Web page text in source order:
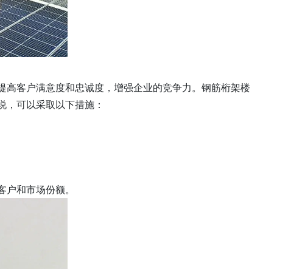
客户满意度和忠诚度，增强企业的竞争力。钢筋桁架楼
可以采取以下措施：
和市场份额。